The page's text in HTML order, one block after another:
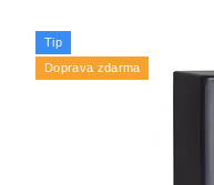
Tip
Doprava zdarma